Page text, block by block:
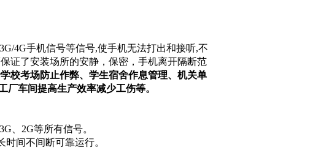
4G手机信号等信号,使手机无法打出和接听,不
证了安装场所的安静，保密，手机离开隔断范
校考场防止作弊、学生宿舍作息管理、机关单
车间提高生产效率减少工伤等。
、2G等所有信号。
间不间断可靠运行。